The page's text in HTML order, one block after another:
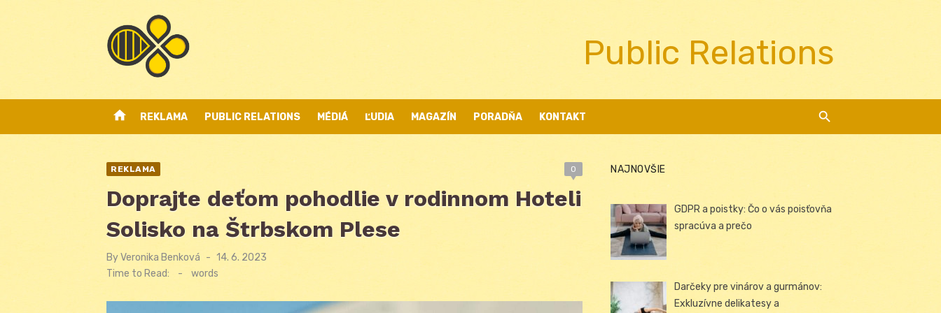
Public Relations
home REKLAMA PUBLIC RELATIONS MÉDIÁ ĽUDIA MAGAZÍN PORADŇA KONTAKT
REKLAMA 0
Doprajte deťom pohodlie v rodinnom Hoteli
Solisko na Štrbskom Plese
ByVeronika Benková
Posted
on
14. 6. 2023
Time to Read:
- words
NAJNOVŠIE
GDPR a poistky: Čo o vás poisťovňa
spracúva a prečo
Darčeky pre vinárov a gurmánov:
Exkluzívne delikatesy a